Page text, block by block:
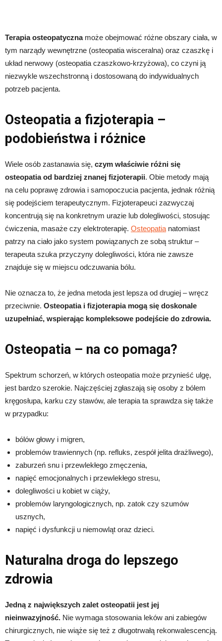
Terapia osteopatycznamoże obejmować różne obszary ciała, w
tym narządy wewnętrzne (osteopatia wisceralna) oraz czaszkę i
układ nerwowy (osteopatia czaszkowo-krzyżowa), co czyni ją
niezwykle wszechstronną i dostosowaną do indywidualnych
potrzeb pacjenta.
Osteopatia a fizjoterapia –
podobieństwa i różnice
Wiele osób zastanawia się, czym właściwie różni się
osteopatia od bardziej znanej fizjoterapii. Obie metody mają
na celu poprawę zdrowia i samopoczucia pacjenta, jednak różnią
się podejściem terapeutycznym. Fizjoterapeuci zazwyczaj
koncentrują się na konkretnym urazie lub dolegliwości, stosując
ćwiczenia, masaże czy elektroterapię. Osteopatia natomiast
patrzy na ciało jako system powiązanych ze sobą struktur –
terapeuta szuka przyczyny dolegliwości, która nie zawsze
znajduje się w miejscu odczuwania bólu.
Nie oznacza to, że jedna metoda jest lepsza od drugiej – wręcz
przeciwnie. Osteopatia i fizjoterapia mogą się doskonale
uzupełniać, wspierając kompleksowe podejście do zdrowia.
Osteopatia – na co pomaga?
Spektrum schorzeń, w których osteopatia może przynieść ulgę,
jest bardzo szerokie. Najczęściej zgłaszają się osoby z bólem
kręgosłupa, karku czy stawów, ale terapia ta sprawdza się także
w przypadku:
bólów głowy i migren,
problemów trawiennych (np. refluks, zespół jelita drażliwego),
zaburzeń snu i przewlekłego zmęczenia,
napięć emocjonalnych i przewlekłego stresu,
dolegliwości u kobiet w ciąży,
problemów laryngologicznych, np. zatok czy szumów
usznych,
napięć i dysfunkcji u niemowląt oraz dzieci.
Naturalna droga do lepszego
zdrowia
Jedną z największych zalet osteopatii jest jej
nieinwazyjność. Nie wymaga stosowania leków ani zabiegów
chirurgicznych, nie wiąże się też z długotrwałą rekonwalescencją.